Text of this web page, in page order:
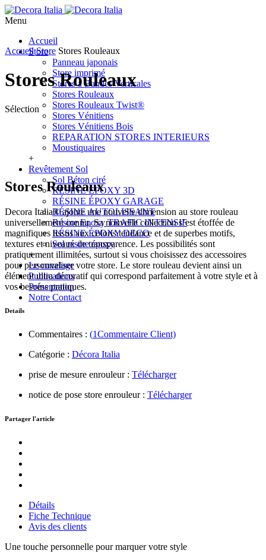
Menu
Accueil
Store
Panneau japonais
Store imprimé
Stores à Bandes Verticales
Stores Rouleaux
Stores Rouleaux Twist®
Stores Vénitiens
Stores Vénitiens Bois
REPARATION STORES INTERIEURS
Moustiquaires
+
Revêtement Sol
Sol Béton ciré
RÉSINE ÉPOXY 3D
RÉSINE ÉPOXY GARAGE
RÉSINE AUTOLISSANT
Résine Epoxy TRAFIC INTENSIF
RÉSINE ÉPOXY DECO
Sol résine époxy
+
Le cuvelage
Publications
Présentation
Notre Contact
Accueil Store Stores Rouleaux
Stores Rouleaux
Sélection
Stores Rouleaux
Decora Italia® ajoute une nouvelle dimension au store rouleau
universellement connu. Sa nouvelle collection s’est étoffée de
magnifiques tissus aux coloris tendance et de superbes motifs,
textures et niveaux de transparence. Les possibilités sont
pratiquement illimitées, surtout si vous choisissez des accessoires
pour personnaliser votre store. Le store rouleau devient ainsi un
élément ultra décoratif qui correspond parfaitement à votre style et à
vos besoins pratiques.
Details
Commentaires : (1Commentaire Client)
Catégorie : Décora Italia
prise de mesure enrouleur : Télécharger
notice de pose store enrouleur : Télécharger
Partager l'article
Détails
Fiche Technique
Avis des clients
Une touche personnelle pour marquer votre style